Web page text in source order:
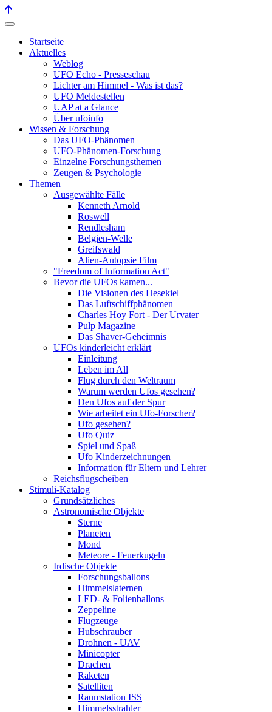
Startseite
Aktuelles
Weblog
UFO Echo - Presseschau
Lichter am Himmel - Was ist das?
UFO Meldestellen
UAP at a Glance
Über ufoinfo
Wissen & Forschung
Das UFO-Phänomen
UFO-Phänomen-Forschung
Einzelne Forschungsthemen
Zeugen & Psychologie
Themen
Ausgewählte Fälle
Kenneth Arnold
Roswell
Rendlesham
Belgien-Welle
Greifswald
Alien-Autopsie Film
"Freedom of Information Act"
Bevor die UFOs kamen...
Die Visionen des Hesekiel
Das Luftschiffphänomen
Charles Hoy Fort - Der Urvater
Pulp Magazine
Das Shaver-Geheimnis
UFOs kinderleicht erklärt
Einleitung
Leben im All
Flug durch den Weltraum
Warum werden Ufos gesehen?
Den Ufos auf der Spur
Wie arbeitet ein Ufo-Forscher?
Ufo gesehen?
Ufo Quiz
Spiel und Spaß
Ufo Kinderzeichnungen
Information für Eltern und Lehrer
Reichsflugscheiben
Stimuli-Katalog
Grundsätzliches
Astronomische Objekte
Sterne
Planeten
Mond
Meteore - Feuerkugeln
Irdische Objekte
Forschungsballons
Himmelslaternen
LED- & Folienballons
Zeppeline
Flugzeuge
Hubschrauber
Drohnen - UAV
Minicopter
Drachen
Raketen
Satelliten
Raumstation ISS
Himmelsstrahler